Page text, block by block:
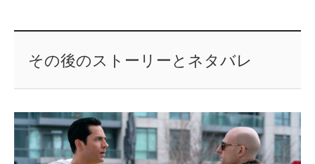
その後のストーリーとネタバレ